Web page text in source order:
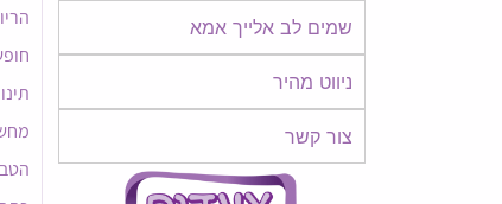
שמים לב אלייך אמא​​
ניווט מהיר
צור קשר